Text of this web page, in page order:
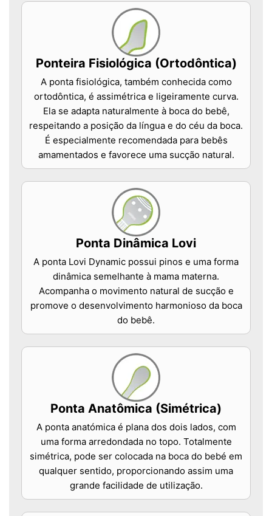
Ponteira Fisiológica (Ortodôntica)
A ponta fisiológica, também conhecida como
ortodôntica, é assimétrica e ligeiramente curva.
Ela se adapta naturalmente à boca do bebê,
respeitando a posição da língua e do céu da boca.
É especialmente recomendada para bebês
amamentados e favorece uma sucção natural.
Ponta Dinâmica Lovi
A ponta Lovi Dynamic possui pinos e uma forma
dinâmica semelhante à mama materna.
Acompanha o movimento natural de sucção e
promove o desenvolvimento harmonioso da boca
do bebê.
Ponta Anatômica (Simétrica)
A ponta anatómica é plana dos dois lados, com
uma forma arredondada no topo. Totalmente
simétrica, pode ser colocada na boca do bebé em
qualquer sentido, proporcionando assim uma
grande facilidade de utilização.